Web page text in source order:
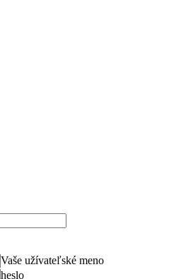
Vaše užívateľské meno
heslo